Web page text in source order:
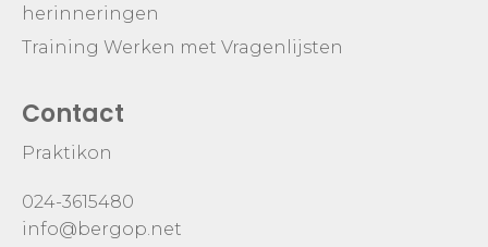
herinneringen
Training Werken met Vragenlijsten
Contact
Praktikon
024-3615480
info@bergop.net